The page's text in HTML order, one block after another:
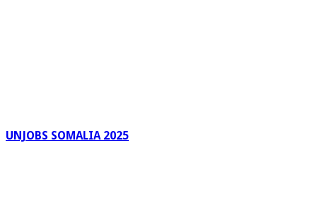
UNJOBS SOMALIA 2025